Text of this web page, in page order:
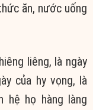
ăn, nước uống
liêng, là ngày
của hy vọng, là
hệ họ hàng làng